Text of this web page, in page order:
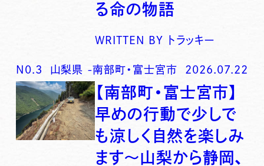
る命の物語
WRITTEN BY トラッキー
N0. 3 山梨県 -南部町・富士宮市 2026.07.22
【南部町・富士宮市】
早めの行動で少しで
も涼しく自然を楽しみ
ます〜山梨から静岡、